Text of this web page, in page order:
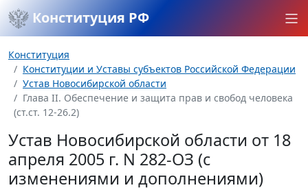
Конституция РФ
Конституция
Конституции и Уставы субъектов Российской Федерации
Устав Новосибирской области
Глава II. Обеспечение и защита прав и свобод человека
(ст.ст. 12-26.2)
Устав Новосибирской области от 18
апреля 2005 г. N 282-ОЗ (с
изменениями и дополнениями)